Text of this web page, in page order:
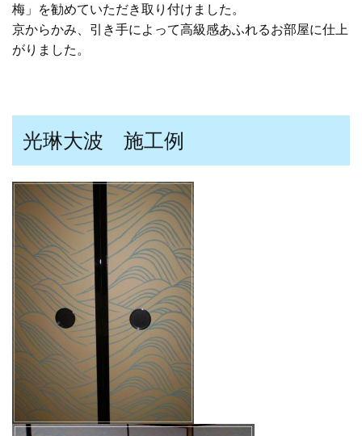
梅」を勧めていただき取り付けました。
京からかみ、引き手によって高級感あふれるお部屋に仕上
がりました。
光琳大波 施工例